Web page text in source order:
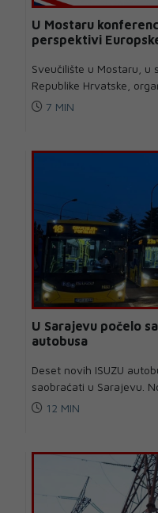
U Mostaru
perspektivi
Sveučilište u Mostaru, u
Republike Hrvatske,
7 MIN
U Sarajevu počelo
autobusa
Deset novih ISUZU
saobraćati u Sarajevu.
12 MIN